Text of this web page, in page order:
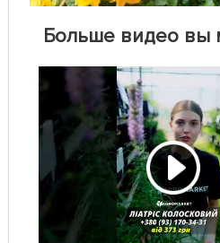
Больше видео вы